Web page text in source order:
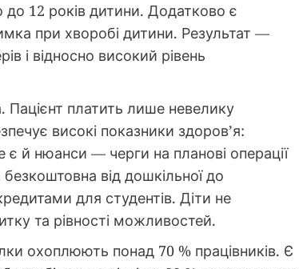
до 12 років дитини. Додатково є
при хворобі дитини. Результат —
і відносно високий рівень
Пацієнт платить лише невелику
високі показники здоров’я:
й нюанси — черги на планові операції
від дошкільної до
для студентів. Діти не
та рівності можливостей.
охоплюють понад 70 % працівників. Є